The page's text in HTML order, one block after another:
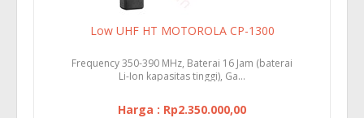
Low UHF HT MOTOROLA CP-1300
Frequency 350-390 MHz, Baterai 16 Jam (baterai
Li-Ion kapasitas tinggi), Ga...
Harga : Rp2.350.000,00